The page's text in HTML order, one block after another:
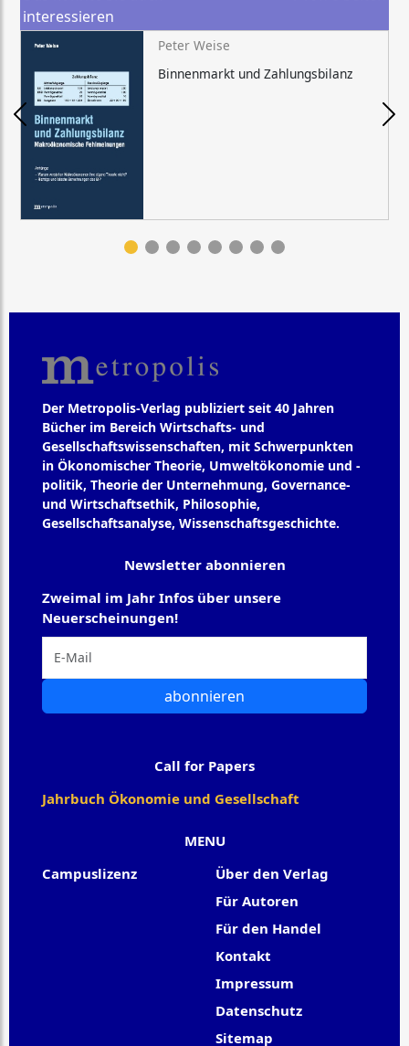
interessieren
Peter Weise
Binnenmarkt und Zahlungsbilanz
Der Metropolis-Verlag publiziert seit 40 Jahren
Bücher im Bereich Wirtschafts- und
Gesellschaftswissenschaften, mit Schwerpunkten
in Ökonomischer Theorie, Umweltökonomie und -
politik, Theorie der Unternehmung, Governance-
und Wirtschaftsethik, Philosophie,
Gesellschaftsanalyse, Wissenschaftsgeschichte.
MENU
Campuslizenz
Über den Verlag
Für Autoren
Für den Handel
Kontakt
Impressum
Datenschutz
Sitemap
Newsletter abonnieren
Zweimal im Jahr Infos über unsere
Neuerscheinungen!
abonnieren
Call for Papers
Jahrbuch Ökonomie und Gesellschaft